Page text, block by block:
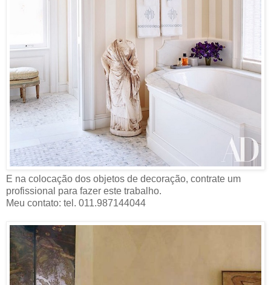
E na colocação dos objetos de decoração, contrate um
profissional para fazer este trabalho.
Meu contato: tel. 011.987144044